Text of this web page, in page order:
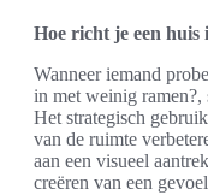
Hoe richt je een huis
Wanneer iemand
in met weinig ramen?,
Het strategisch
van de ruimte
aan een visueel
creëren van een